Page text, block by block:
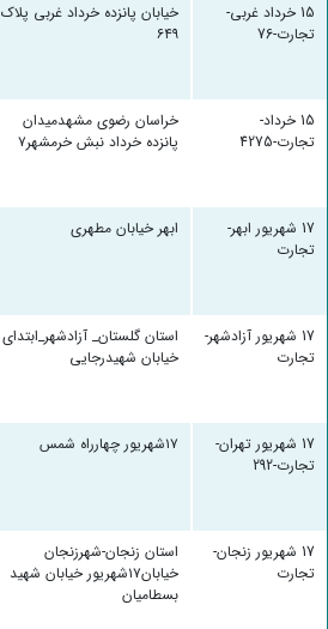
15 خرداد غربی-
تجارت-76
خیابان پانزده خرداد غربی پلاک
۶۴۹
15 خرداد-
تجارت-4275
خراسان رضوی مشهدمیدان
پانزده خرداد نبش خرمشهر۷
17 شهریور ابهر-
تجارت
ابهر خیابان مطهری
17 شهریور آزادشهر-
تجارت
استان گلستان_ آزادشهر_ابتدای
خیابان شهیدرجایی
17 شهریور تهران-
تجارت-292
۱۷شهریور چهارراه شمس
17 شهریور زنجان-
تجارت
استان زنجان-شهرزنجان
خیابان۱۷شهریور خیابان شهید
بسطامیان